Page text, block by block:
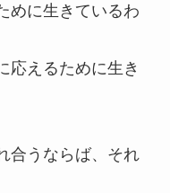
めに生きているわ
応えるために生き
合うならば、それ